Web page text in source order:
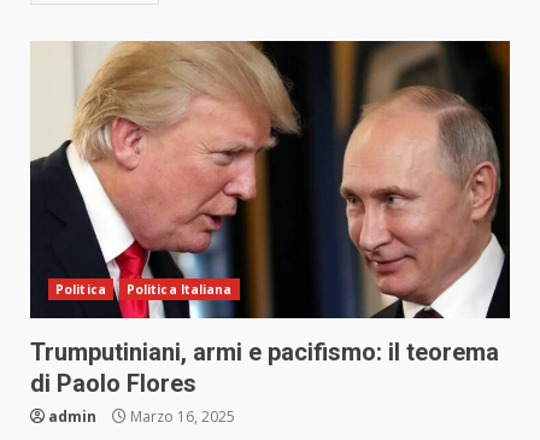
Politica Politica Italiana
Trumputiniani, armi e pacifismo: il teorema
di Paolo Flores
admin Marzo 16, 2025